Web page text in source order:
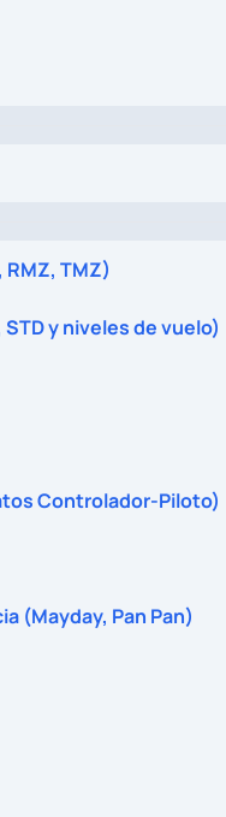
RMZ, TMZ)
y niveles de vuelo)
Controlador-Piloto)
(Mayday, Pan Pan)